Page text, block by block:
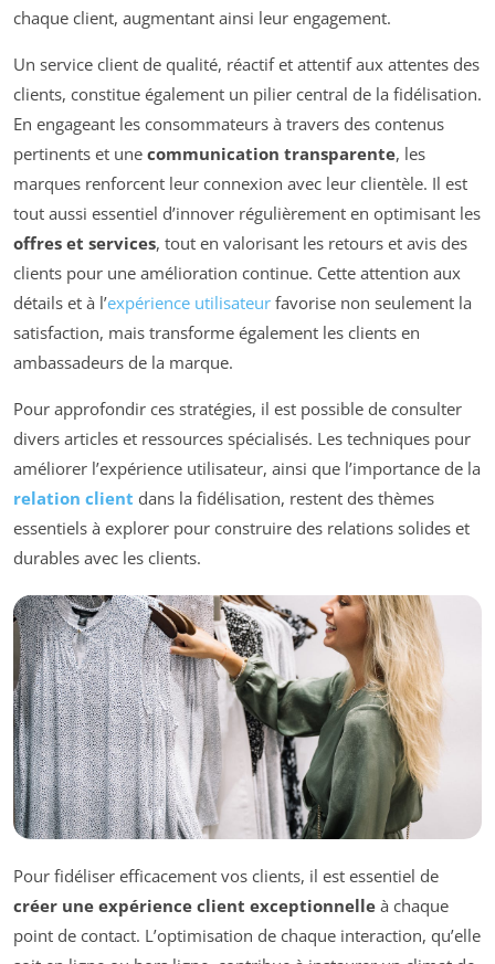
chaque client, augmentant ainsi leur engagement.
Un service client de qualité, réactif et attentif aux attentes des
clients, constitue également un pilier central de la fidélisation.
En engageant les consommateurs à travers des contenus
pertinents et une communication transparente, les
marques renforcent leur connexion avec leur clientèle. Il est
tout aussi essentiel d’innover régulièrement en optimisant les
offres et services, tout en valorisant les retours et avis des
clients pour une amélioration continue. Cette attention aux
détails et à l’expérience utilisateur favorise non seulement la
satisfaction, mais transforme également les clients en
ambassadeurs de la marque.
Pour approfondir ces stratégies, il est possible de consulter
divers articles et ressources spécialisés. Les techniques pour
améliorer l’expérience utilisateur, ainsi que l’importance de la
relation client dans la fidélisation, restent des thèmes
essentiels à explorer pour construire des relations solides et
durables avec les clients.
Pour fidéliser efficacement vos clients, il est essentiel de
créer une expérience client exceptionnelle à chaque
point de contact. L’optimisation de chaque interaction, qu’elle